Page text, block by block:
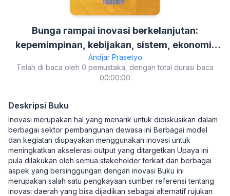
Bunga rampai inovasi berkelanjutan:
kepemimpinan, kebijakan, sistem, ekonomi,
lingkungan dan kepemimpinan
Andjar Prasetyo
Telah di baca oleh 0 pemustaka, dengan total durasi baca
00:00:00
Deskripsi Buku
Inovasi merupakan hal yang menarik untuk didiskusikan dalam
berbagai sektor pembangunan dewasa ini Berbagai model
dan kegiatan diupayakan menggunakan inovasi untuk
meningkatkan akselerasi output yang ditargetkan Upaya ini
pula dilakukan oleh semua stakeholder terkait dan berbagai
aspek yang bersinggungan dengan inovasi Buku ini
merupakan salah satu pengkayaan sumber referensi tentang
inovasi daerah yang bisa dijadikan sebagai alternatif rujukan